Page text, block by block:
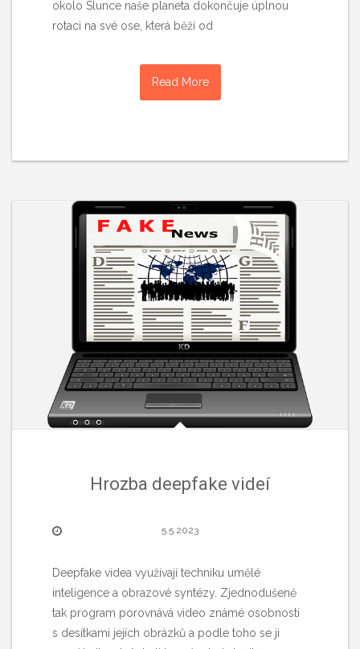
okolo Slunce naše planeta dokončuje úplnou
rotaci na své ose, která běží od
Read More
Hrozba deepfake videí
5.5.2023
Deepfake videa využívají techniku umělé
inteligence a obrazové syntézy. Zjednodušeně
tak program porovnává video známé osobnosti
s desítkami jejích obrázků a podle toho se ji